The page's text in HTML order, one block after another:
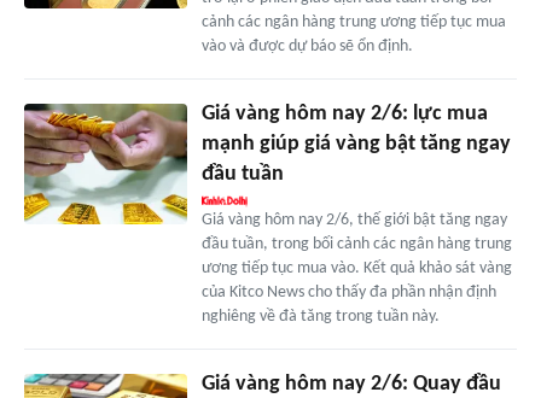
cảnh các ngân hàng trung ương tiếp tục mua
vào và được dự báo sẽ ổn định.
Giá vàng hôm nay 2/6: lực mua
mạnh giúp giá vàng bật tăng ngay
đầu tuần
Giá vàng hôm nay 2/6, thế giới bật tăng ngay
đầu tuần, trong bối cảnh các ngân hàng trung
ương tiếp tục mua vào. Kết quả khảo sát vàng
của Kitco News cho thấy đa phần nhận định
nghiêng về đà tăng trong tuần này.
Giá vàng hôm nay 2/6: Quay đầu